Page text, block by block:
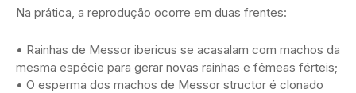
Na prática, a reprodução ocorre em duas frentes:
• Rainhas de Messor ibericus se acasalam com machos da
mesma espécie para gerar novas rainhas e fêmeas férteis;
• O esperma dos machos de Messor structor é clonado